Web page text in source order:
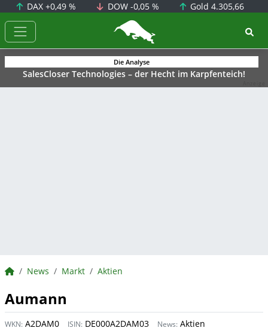
DAX+0,49 % DOW -0,05 % Gold4.305,66
BörsenNEWS.de
Die Analyse
SalesCloser Technologies – der Hecht im Karpfenteich!
BörsenNEWS.de
News Markt Aktien
Aumann
WKN: A2DAM0 ISIN: DE000A2DAM03 News: Aktien